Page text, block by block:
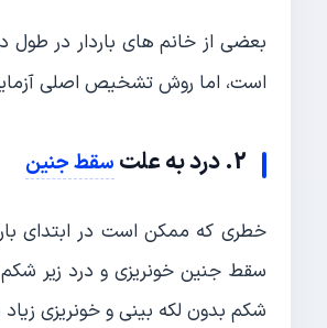
بعضی از خانم های باردار در طول
است، اما روش تشخیص اصلی
2. درد به علت سقط جنین
سقط جنین خونریزی و درد زیر
شکم بدون لکه بینی و خونریزی